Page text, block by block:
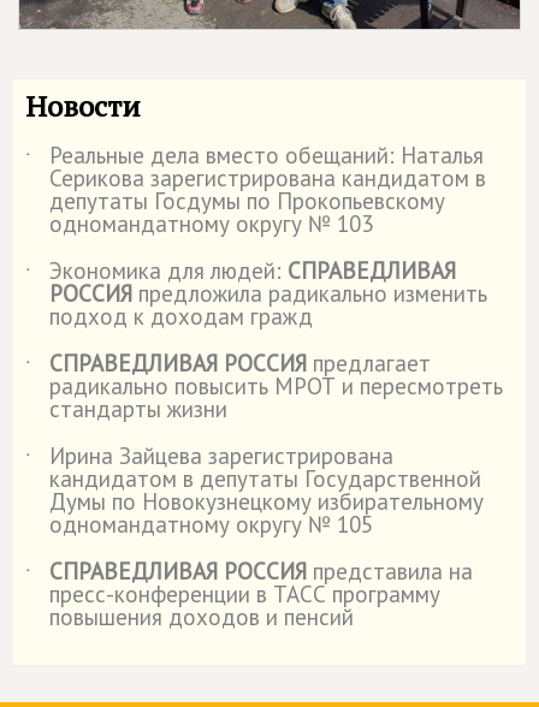
Новости
˙ Реальные дела вместо обещаний: Наталья
Серикова зарегистрирована кандидатом в
депутаты Госдумы по Прокопьевскому
одномандатному округу № 103
˙
Экономика для людей: СПРАВЕДЛИВАЯ
РОССИЯ предложила радикально изменить
подход к доходам гражд
˙
СПРАВЕДЛИВАЯ РОССИЯ предлагает
радикально повысить МРОТ и пересмотреть
стандарты жизни
˙
Ирина Зайцева зарегистрирована
кандидатом в депутаты Государственной
Думы по Новокузнецкому избирательному
одномандатному округу № 105
˙
СПРАВЕДЛИВАЯ РОССИЯ представила на
пресс-конференции в ТАСС программу
повышения доходов и пенсий